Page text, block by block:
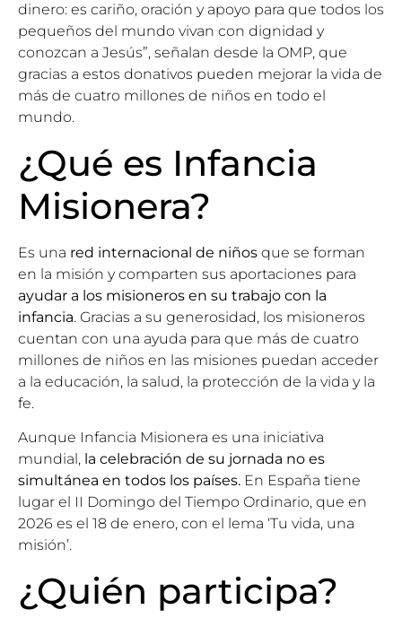
dinero: es cariño, oración y apoyo para que todos los
pequeños del mundo vivan con dignidad y
conozcan a Jesús”, señalan desde la OMP, que
gracias a estos donativos pueden mejorar la vida de
más de cuatro millones de niños en todo el
mundo.
¿Qué es Infancia
Misionera?
Es una red internacional de niños que se forman
en la misión y comparten sus aportaciones para
ayudar a los misioneros en su trabajo con la
infancia. Gracias a su generosidad, los misioneros
cuentan con una ayuda para que más de cuatro
millones de niños en las misiones puedan acceder
a la educación, la salud, la protección de la vida y la
fe.
Aunque Infancia Misionera es una iniciativa
mundial, la celebración de su jornada no es
simultánea en todos los países. En España tiene
lugar el II Domingo del Tiempo Ordinario, que en
2026 es el 18 de enero, con el lema ‘Tu vida, una
misión’.
¿Quién participa?